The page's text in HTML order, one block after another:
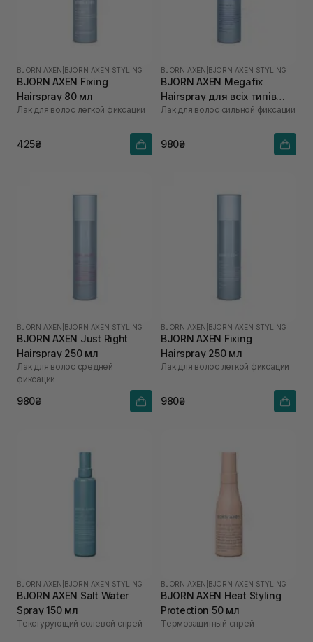
BJORN AXEN BJORN AXEN STYLING
BJORN AXEN Fixing
Hairspray 80 мл
Лак для волос легкой фиксации
425₴
BJORN AXEN BJORN AXEN STYLING
BJORN AXEN Megafix
Hairspray для всіх типів
волосся 250 мл
Лак для волос сильной фиксации
980₴
BJORN AXEN BJORN AXEN STYLING
BJORN AXEN Just Right
Hairspray 250 мл
Лак для волос средней
фиксации
980₴
BJORN AXEN BJORN AXEN STYLING
BJORN AXEN Fixing
Hairspray 250 мл
Лак для волос легкой фиксации
980₴
BJORN AXEN BJORN AXEN STYLING
BJORN AXEN Salt Water
Spray 150 мл
Текстурующий солевой спрей
BJORN AXEN BJORN AXEN STYLING
BJORN AXEN Heat Styling
Protection 50 мл
Термозащитный спрей